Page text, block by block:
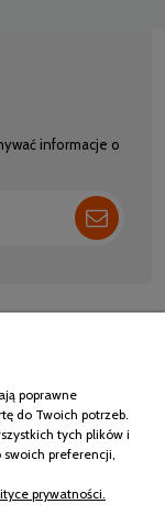
informacje o
BEZPIECZNE
PŁATNOŚCI
poprawne
do Twoich potrzeb.
tych plików i
swoich preferencji,
prywatności.